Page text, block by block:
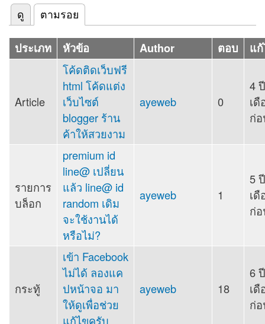
Primary tabs
ดู ตามรอย
(แท็บปัจจุบัน)
ประเภท หัวข้อ Author ตอบ แ
Article
โค้ดติดเว็บฟรี
html โค้ดแต่ง
เว็บไซต์
blogger ร้าน
ค้าให้สวยงาม
ayeweb 0
4
เดื
ก่
รายการ
บล็อก
premium id
line@ เปลี่ยน
แล้ว line@ id
random เดิม
จะใช้งานได้
หรือไม่?
ayeweb 1
5
เดื
ก่
กระทู้
เข้า Facebook
ไม่ได้ ลองแค
ปหน้าจอ มา
ให้ดูเพื่อช่วย
แก้ไขครับ
ayeweb 18
6
เดื
ก่